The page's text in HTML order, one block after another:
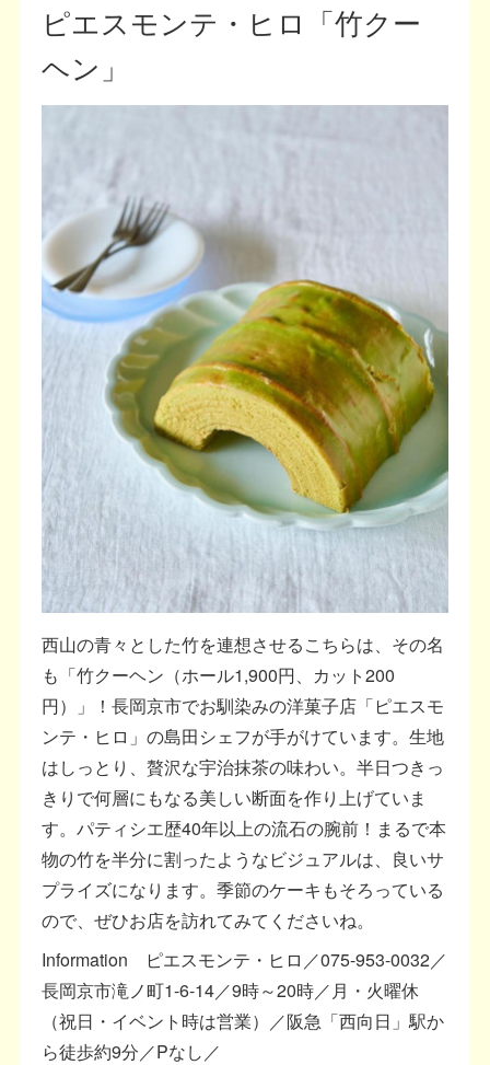
ピエスモンテ・ヒロ「竹クー
ヘン」
西山の青々とした竹を連想させるこちらは、その名
も「竹クーヘン（ホール1,900円、カット200
円）」！長岡京市でお馴染みの洋菓子店「ピエスモ
ンテ・ヒロ」の島田シェフが手がけています。生地
はしっとり、贅沢な宇治抹茶の味わい。半日つきっ
きりで何層にもなる美しい断面を作り上げていま
す。パティシエ歴40年以上の流石の腕前！まるで本
物の竹を半分に割ったようなビジュアルは、良いサ
プライズになります。季節のケーキもそろっている
ので、ぜひお店を訪れてみてくださいね。
Information ピエスモンテ・ヒロ／075-953-0032／
長岡京市滝ノ町1-6-14／9時～20時／月・火曜休
（祝日・イベント時は営業）／阪急「西向日」駅か
ら徒歩約9分／Pなし／